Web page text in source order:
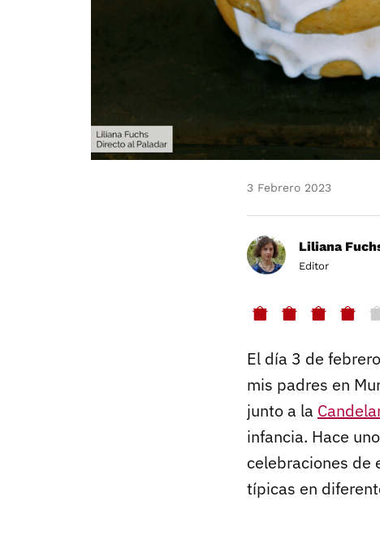
3 Febrero 2023
Liliana
Editor
El día 3 de
mis padres en
junto a la
infancia. Hace
celebraciones de
típicas en